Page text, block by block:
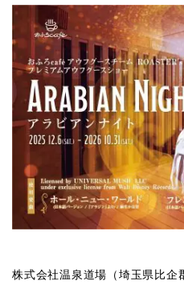
株式会社温泉道場（埼玉県比企